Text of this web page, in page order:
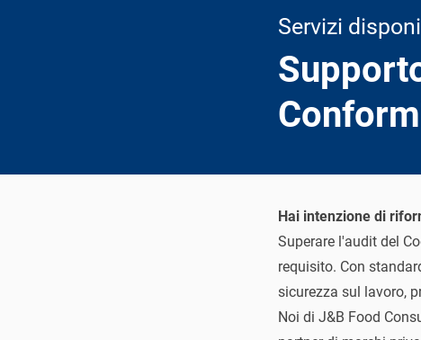
Servizi
Hai intenzione di
Superare l'audit del
requisito. Con
sicurezza sul lavoro,
Noi di J&B Food